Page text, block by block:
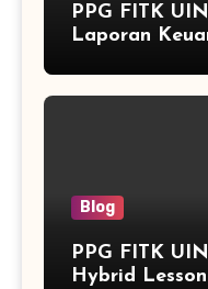
PPG FITK
Laporan
Belitung
Blog
PPG FITK
Hybrid